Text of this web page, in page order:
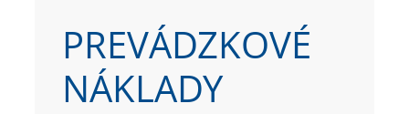
PREVÁDZKOVÉ
NÁKLADY